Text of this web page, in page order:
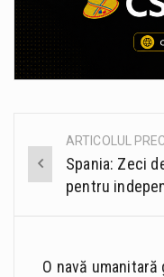
Post
navigation
ARTICOLUL
Spania: Zeci
pentru
O navă